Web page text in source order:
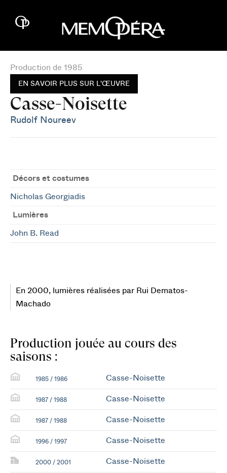
Production de 1985
EN SAVOIR PLUS SUR L'ŒUVRE
Casse-Noisette
Rudolf Noureev
Décors et costumes
Nicholas Georgiadis
Lumières
John B. Read
En 2000, lumières réalisées par Rui Dematos-
Machado
Production jouée au cours des
saisons :
1985 / 1986 Casse-Noisette
1987 / 1988 Casse-Noisette
1987 / 1988 Casse-Noisette
1996 / 1997 Casse-Noisette
2000 / 2001 Casse-Noisette